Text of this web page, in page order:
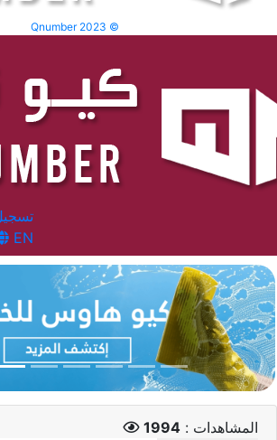
Qnumber 2023 ©
EN
المشاهدات : 1994